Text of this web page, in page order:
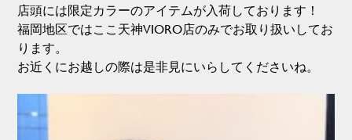
店頭には限定カラーのアイテムが入荷しております！
福岡地区ではここ天神VIORO店のみでお取り扱いしてお
ります。
お近くにお越しの際は是非見にいらしてくださいね。